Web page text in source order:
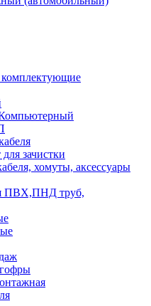
комплектующие
зачистки
хомуты, аксессуары
ПВХ,ПНД труб,